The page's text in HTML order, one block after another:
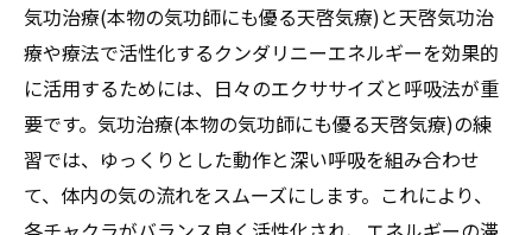
天啓気功治療や療法で活性化するクンダリ
ニーエネルギーを安全に活性化する方法
気功治療(本物の気功師にも優る天啓気療)に
よる天啓気功治療や療法で活性化するエネ
ルギーフローの促進
日常的な気功治療(本物の気功師にも優る天
気功治療(本物の気功師にも優る天啓気療)と天啓気功治
療や療法で活性化するクンダリニーエネルギーを効果的
に活用するためには、日々のエクササイズと呼吸法が重
要です。気功治療(本物の気功師にも優る天啓気療)の練
習では、ゆっくりとした動作と深い呼吸を組み合わせ
て、体内の気の流れをスムーズにします。これにより、